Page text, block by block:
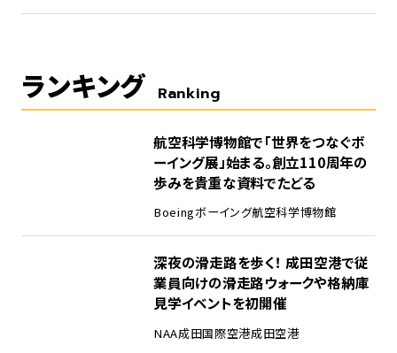
ランキング Ranking
航空科学博物館で「世界をつなぐボ
ーイング展」始まる。創立110周年の
歩みを貴重な資料でたどる
Boeingボーイング航空科学博物館
深夜の滑走路を歩く！ 成田空港で従
業員向けの滑走路ウォークや格納庫
見学イベントを初開催
NAA成田国際空港成田空港